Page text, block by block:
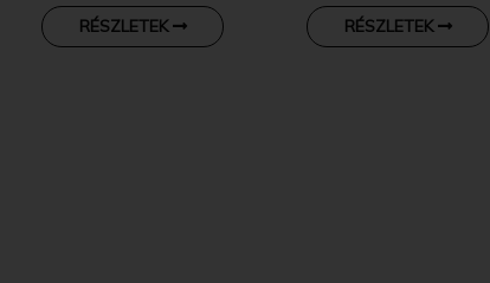
RÉSZLETEK RÉSZLETEK